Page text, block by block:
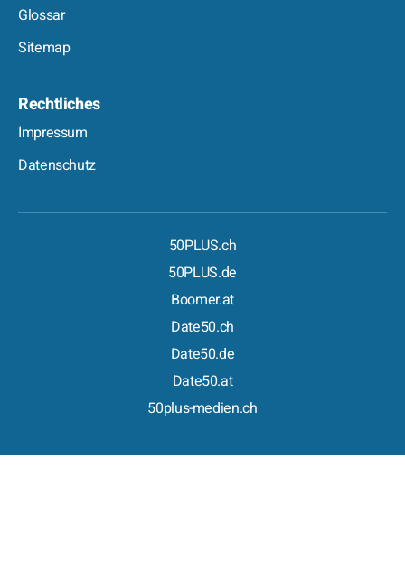
Glossar
Sitemap
Rechtliches
Impressum
Datenschutz
50PLUS.ch
50PLUS.de
Boomer.at
Date50.ch
Date50.de
Date50.at
50plus-medien.ch